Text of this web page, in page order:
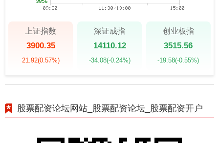
上证指数
3900.35
21.92(0.57%)
深证成指
14110.12
-34.08(-0.24%)
创业板指
3515.56
-19.58(-0.55%)
股票配资论坛网站_股票配资论坛_股票配资开户